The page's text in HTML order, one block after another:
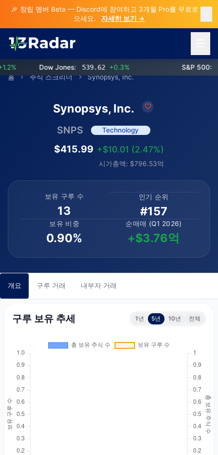
🎉 창립 멤버 Beta — Discord에 참여하고 3개월 Pro를 무료로 받
으세요.
자세히 보기 →
Dow Jones: 539.62 +0.3% S&P 500:
홈
주식 스크리너 Synopsys, Inc.
Synopsys, Inc.
SNPS Technology
$415.99 +$10.01 (2.47%)
시가총액: $796.53억
보유 구루 수
13
인기 순위
#157
보유 비중
0.90%
순매매 (Q1 2026)
+$3.76억
개요 구루 거래 내부자 거래
구루 보유 추세 1년 5년 10년 전체